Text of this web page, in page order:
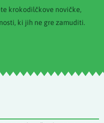
krokodilčkove novičke,
ki jih ne gre zamuditi.